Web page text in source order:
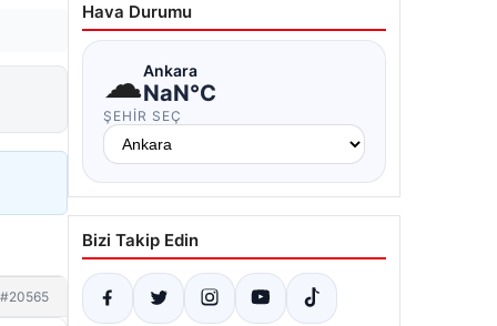
#20565
Hava Durumu
☁Ankara
NaN°C
ŞEHIR SEÇ
Bizi Takip Edin